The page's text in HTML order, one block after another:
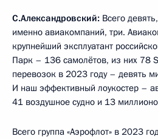
С.Александровский: Всего
именно авиакомпаний, три.
крупнейший эксплуатант
Парк – 136 самолётов, из них 78
перевозок в 2023 году – девять
И наш эффективный лоукостер –
41 воздушное судно и 13
Всего группа «Аэрофлот» в 2023